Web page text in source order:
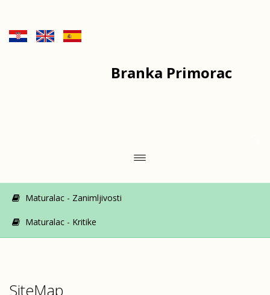
Branka Primorac
Maturalac - Zanimljivosti
Maturalac - Kritike
SiteMap